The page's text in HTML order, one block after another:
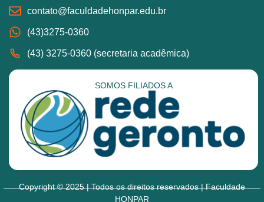
contato@faculdadehonpar.edu.br
(43)3275-0360
(43) 3275-0360 (secretaria acadêmica)
SOMOS FILIADOS A
Copyright © 2025 | Todos os direitos reservados | Faculdade
HONPAR